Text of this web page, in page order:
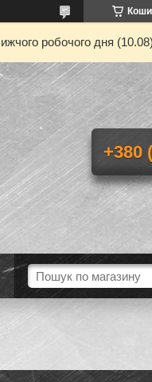
робочого дня
+380